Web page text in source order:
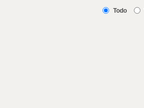
Todo